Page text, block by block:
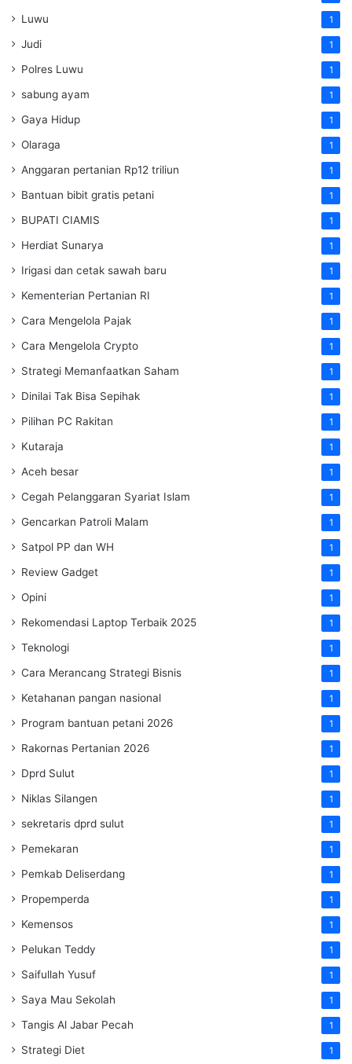
Luwu 1
Judi 1
Polres Luwu 1
sabung ayam 1
Gaya Hidup 1
Olaraga 1
Anggaran pertanian Rp12 triliun 1
Bantuan bibit gratis petani 1
BUPATI CIAMIS 1
Herdiat Sunarya 1
Irigasi dan cetak sawah baru 1
Kementerian Pertanian RI 1
Cara Mengelola Pajak 1
Cara Mengelola Crypto 1
Strategi Memanfaatkan Saham 1
Dinilai Tak Bisa Sepihak 1
Pilihan PC Rakitan 1
Kutaraja 1
Aceh besar 1
Cegah Pelanggaran Syariat Islam 1
Gencarkan Patroli Malam 1
Satpol PP dan WH 1
Review Gadget 1
Opini 1
Rekomendasi Laptop Terbaik 2025 1
Teknologi 1
Cara Merancang Strategi Bisnis 1
Ketahanan pangan nasional 1
Program bantuan petani 2026 1
Rakornas Pertanian 2026 1
Dprd Sulut 1
Niklas Silangen 1
sekretaris dprd sulut 1
Pemekaran 1
Pemkab Deliserdang 1
Propemperda 1
Kemensos 1
Pelukan Teddy 1
Saifullah Yusuf 1
Saya Mau Sekolah 1
Tangis Al Jabar Pecah 1
Strategi Diet 1